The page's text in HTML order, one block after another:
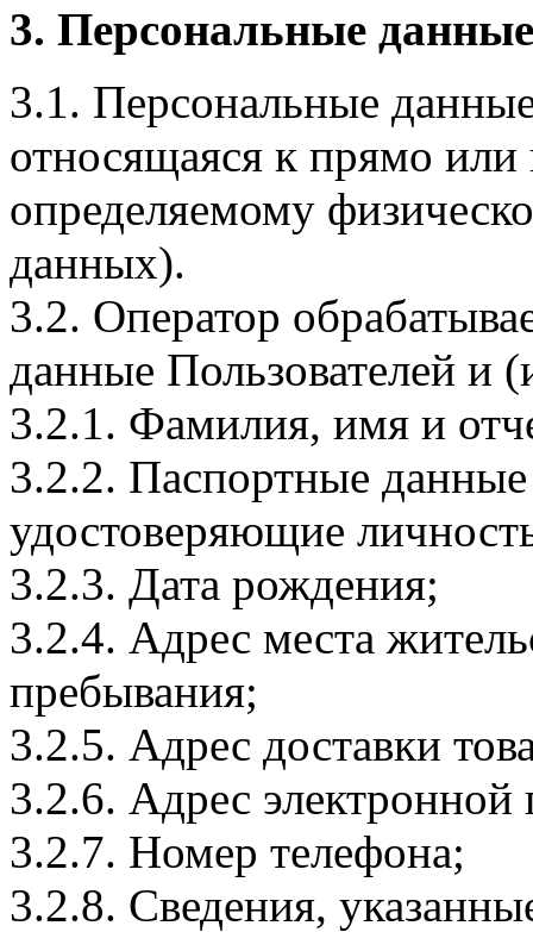
3. Персональные
3.1. Персональные
относящаяся к прямо
определяемому
данных).
3.2. Оператор
данные Пользователей и
3.2.1. Фамилия, имя и
3.2.2. Паспортные
удостоверяющие
3.2.3. Дата рождения;
3.2.4. Адрес места
пребывания;
3.2.5. Адрес доставки
3.2.6. Адрес электронной
3.2.7. Номер телефона;
3.2.8. Сведения,